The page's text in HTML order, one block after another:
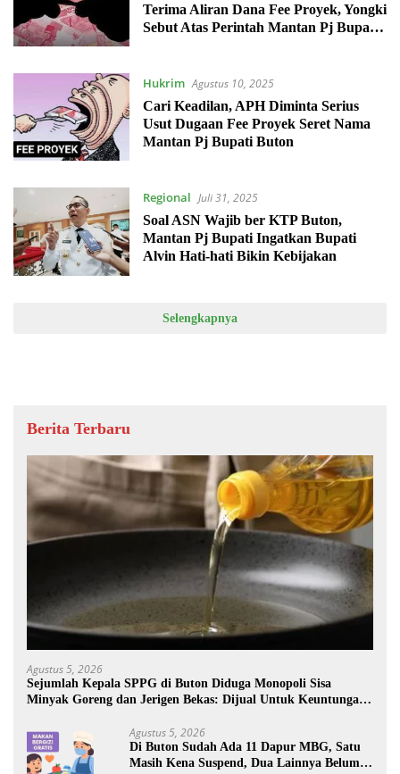
Terima Aliran Dana Fee Proyek, Yongki
Sebut Atas Perintah Mantan Pj Bupati
Hukrim Agustus 10, 2025
Cari Keadilan, APH Diminta Serius
Usut Dugaan Fee Proyek Seret Nama
Mantan Pj Bupati Buton
Regional Juli 31, 2025
Soal ASN Wajib ber KTP Buton,
Mantan Pj Bupati Ingatkan Bupati
Alvin Hati-hati Bikin Kebijakan
Selengkapnya
Berita Terbaru
Agustus 5, 2026
Sejumlah Kepala SPPG di Buton Diduga Monopoli Sisa
Minyak Goreng dan Jerigen Bekas: Dijual Untuk Keuntungan
Agustus 5, 2026
Di Buton Sudah Ada 11 Dapur MBG, Satu
Masih Kena Suspend, Dua Lainnya Belum